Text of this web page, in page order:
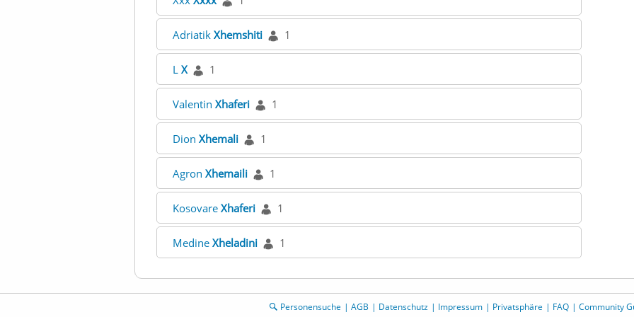
Adriatik Xhemshiti 1
L X 1
Valentin Xhaferi 1
Dion Xhemali 1
Agron Xhemaili 1
Kosovare Xhaferi 1
Medine Xheladini 1
Personensuche AGB Datenschutz Impressum Privatsphäre FAQ
Community